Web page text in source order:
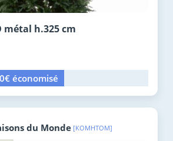
métal h.325 cm
économisé
du Monde [KOMHTOM]